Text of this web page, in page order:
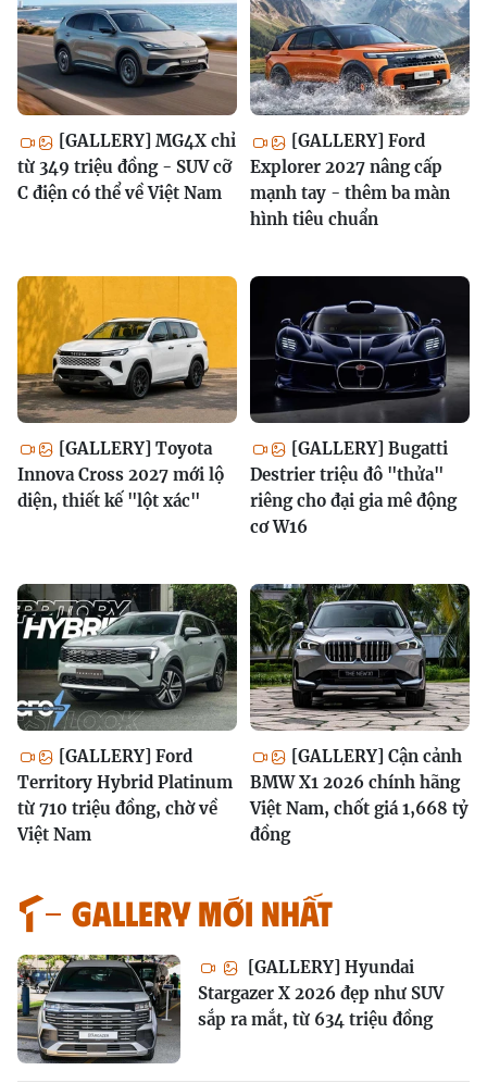
[GALLERY] MG4X chỉ
từ 349 triệu đồng - SUV cỡ
C điện có thể về Việt Nam
[GALLERY] Ford
Explorer 2027 nâng cấp
mạnh tay - thêm ba màn
hình tiêu chuẩn
[GALLERY] Toyota
Innova Cross 2027 mới lộ
diện, thiết kế "lột xác"
[GALLERY] Bugatti
Destrier triệu đô "thửa"
riêng cho đại gia mê động
cơ W16
[GALLERY] Ford
Territory Hybrid Platinum
từ 710 triệu đồng, chờ về
Việt Nam
[GALLERY] Cận cảnh
BMW X1 2026 chính hãng
Việt Nam, chốt giá 1,668 tỷ
đồng
GALLERY MỚI NHẤT
[GALLERY] Hyundai
Stargazer X 2026 đẹp như SUV
sắp ra mắt, từ 634 triệu đồng